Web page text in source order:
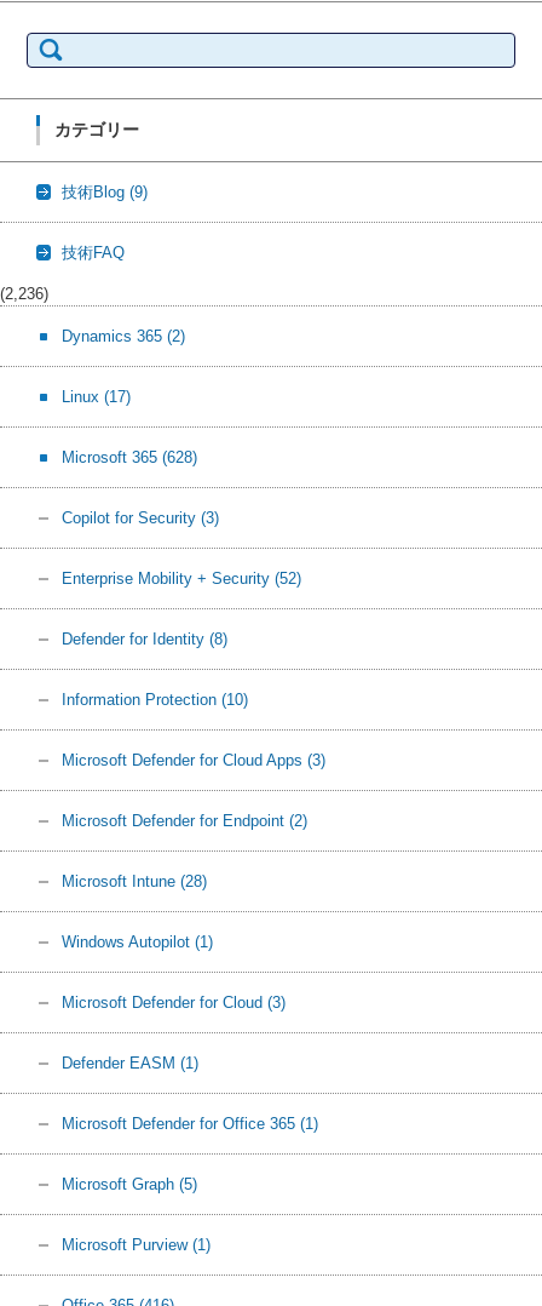
索:
カテゴリー
技術Blog (9)
技術FAQ
(2,236)
Dynamics 365 (2)
Linux (17)
Microsoft 365 (628)
Copilot for Security (3)
Enterprise Mobility + Security (52)
Defender for Identity (8)
Information Protection (10)
Microsoft Defender for Cloud Apps (3)
Microsoft Defender for Endpoint (2)
Microsoft Intune (28)
Windows Autopilot (1)
Microsoft Defender for Cloud (3)
Defender EASM (1)
Microsoft Defender for Office 365 (1)
Microsoft Graph (5)
Microsoft Purview (1)